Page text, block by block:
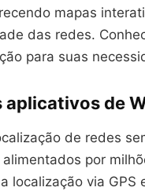
mapas
das redes.
para suas
aplicativos de
de redes
por
localização via